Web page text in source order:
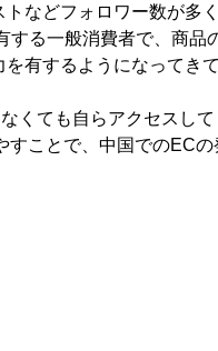
などフォロワー数が多
る一般消費者で、商
有するようになってきて
ても自らアクセスし
ことで、中国でのECの